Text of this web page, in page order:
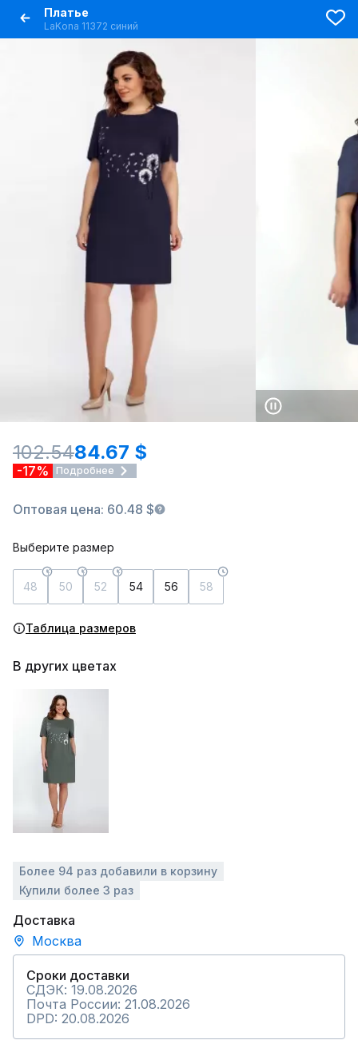
Платье
LaKona 11372 синий
102.5484.67 $
-17% Подробнее
Оптовая цена: 60.48 $
Выберите размер
48 50 52 54 56 58
Таблица размеров
В других цветах
Более 94 раз добавили в корзину
Купили более 3 раз
Доставка
Москва
Сроки доставки
СДЭК: 19.08.2026
Почта России: 21.08.2026
DPD: 20.08.2026